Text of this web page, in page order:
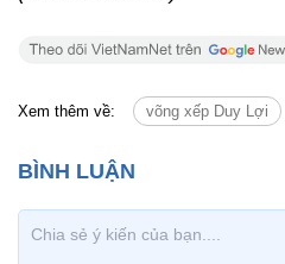
Xem thêm về: võng xếp Duy Lợi